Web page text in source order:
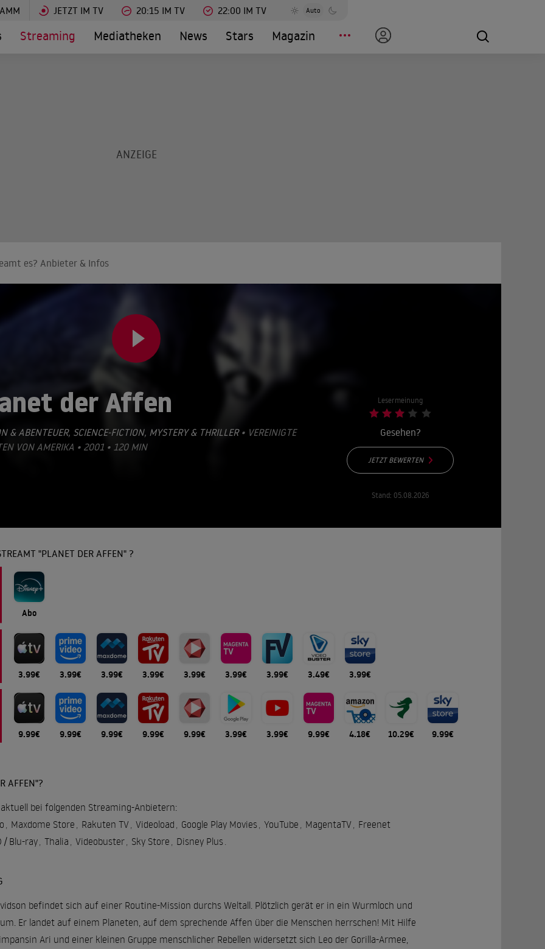
JETZT IM TV 20:15 IM TV 22:00 IM TV Auto
Streaming Mediatheken News Stars Magazin
es? Anbieter & Infos
der Affen
& ABENTEUER, SCIENCE-FICTION, MYSTERY & THRILLER• VEREINIGTE
VON AMERIKA • 2001 • 120 MIN
Lesermeinung
Gesehen?
JETZT BEWERTEN
Stand: 05.08.2026
"PLANET DER AFFEN" ?
Abo
3.99€ 3.99€ 3.99€ 3.99€ 3.99€ 3.99€ 3.99€ 3.49€ 3.99€
9.99€ 9.99€ 9.99€ 9.99€ 9.99€ 3.99€ 3.99€ 9.99€ 4.18€ 10.29€ 9.99€
AFFEN"?
bei folgenden Streaming-Anbietern:
Maxdome Store Rakuten TV Videoload Google Play Movies YouTube MagentaTV
Freenet
/ Blu-ray Thalia Videobuster Sky Store Disney Plus
befindet sich auf einer Routine-Mission durchs Weltall. Plötzlich gerät er in ein Wurmloch und
Er landet auf einem Planeten, auf dem sprechende Affen über die Menschen herrschen! Mit Hilfe
Ari und einer kleinen Gruppe menschlicher Rebellen widersetzt sich Leo der Gorilla-Armee,